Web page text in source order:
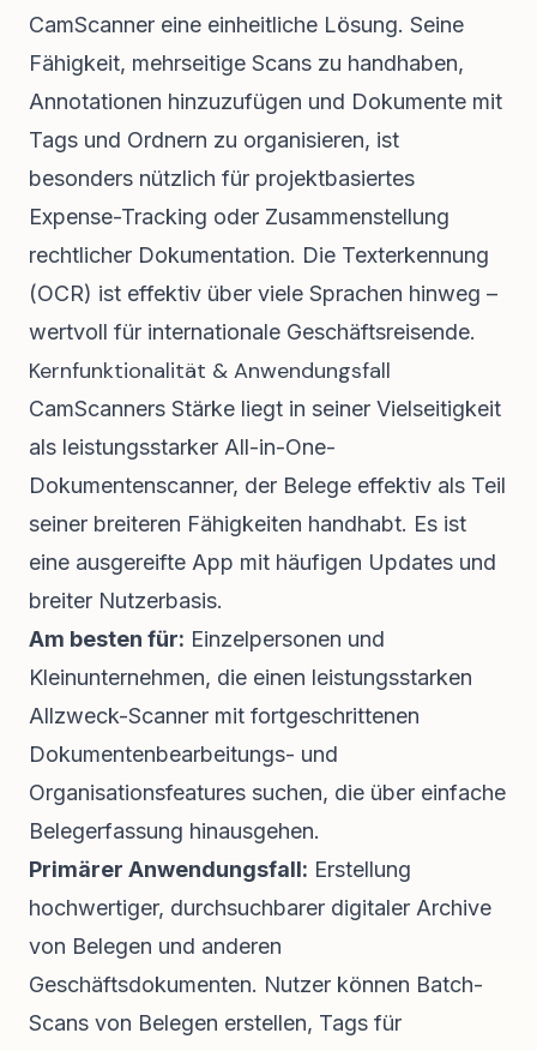
CamScanner eine einheitliche Lösung. Seine
Fähigkeit, mehrseitige Scans zu handhaben,
Annotationen hinzuzufügen und Dokumente mit
Tags und Ordnern zu organisieren, ist
besonders nützlich für projektbasiertes
Expense-Tracking oder Zusammenstellung
rechtlicher Dokumentation. Die Texterkennung
(OCR) ist effektiv über viele Sprachen hinweg –
wertvoll für internationale Geschäftsreisende.
Kernfunktionalität & Anwendungsfall
CamScanners Stärke liegt in seiner Vielseitigkeit
als leistungsstarker All-in-One-
Dokumentenscanner, der Belege effektiv als Teil
seiner breiteren Fähigkeiten handhabt. Es ist
eine ausgereifte App mit häufigen Updates und
breiter Nutzerbasis.
Am besten für: Einzelpersonen und
Kleinunternehmen, die einen leistungsstarken
Allzweck-Scanner mit fortgeschrittenen
Dokumentenbearbeitungs- und
Organisationsfeatures suchen, die über einfache
Belegerfassung hinausgehen.
Primärer Anwendungsfall: Erstellung
hochwertiger, durchsuchbarer digitaler Archive
von Belegen und anderen
Geschäftsdokumenten. Nutzer können Batch-
Scans von Belegen erstellen, Tags für